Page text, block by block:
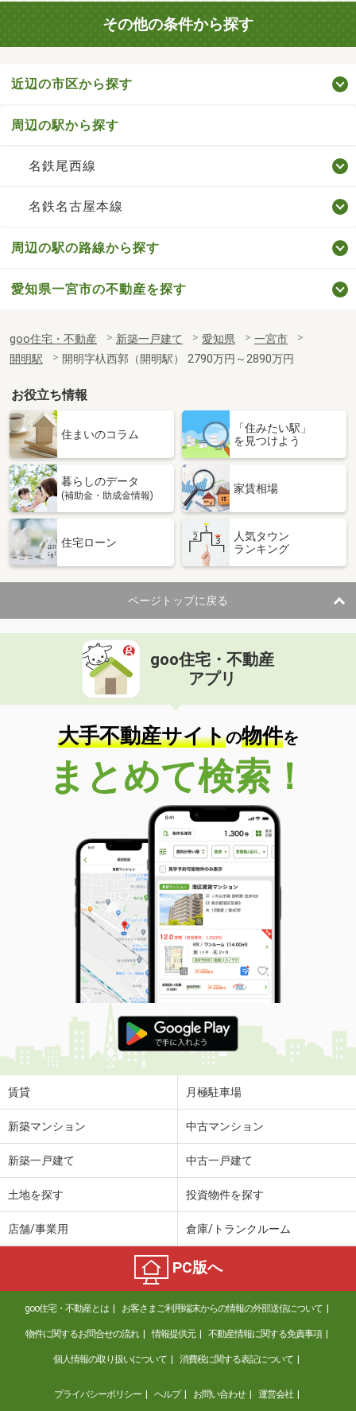
その他の条件から探す
近辺の市区から探す
周辺の駅から探す
名鉄尾西線
名鉄名古屋本線
周辺の駅の路線から探す
愛知県一宮市の不動産を探す
goo住宅・不動産 新築一戸建て 愛知県
一宮市
開明駅
開明字杁西郭（開明駅） 2790万円～2890万円
お役立ち情報
住まいのコラム
「住みたい駅」
を見つけよう
暮らしのデータ
(補助金・助成金情報)
家賃相場
住宅ローン
人気タウン
ランキング
ページトップに戻る
goo住宅・不動産
アプリ
大手不動産サイトの物件を
まとめて検索！
賃貸 月極駐車場
新築マンション 中古マンション
新築一戸建て 中古一戸建て
土地を探す 投資物件を探す
店舗/事業用 倉庫/トランクルーム
PC版へ
goo住宅・不動産とは お客さまご利用端末からの情報の外部送信について
物件に関するお問合せの流れ 情報提供元 不動産情報に関する免責事項
個人情報の取り扱いについて 消費税に関する表記について
プライバシーポリシー ヘルプ お問い合わせ 運営会社